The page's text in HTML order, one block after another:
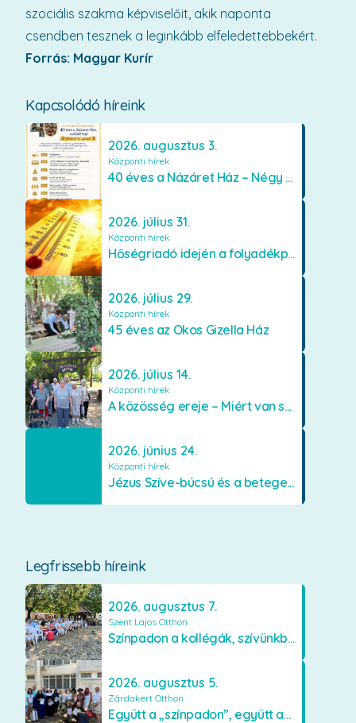
Kapcsolódó híreink
2026. augusztus 3.
Központi hírek
40 éves a Názáret Ház – Négy évtized szeretetben és gondoskodásban
2026. július 31.
Központi hírek
Hőségriadó idején a folyadékpótlás életet menthet
2026. július 29.
Központi hírek
45 éves az Okos Gizella Ház
2026. július 14.
Központi hírek
A közösség ereje – Miért van szükségünk egymásra?
2026. június 24.
Központi hírek
Jézus Szíve-búcsú és a betegek kenetének közösségi kiszolgáltatása Mátraverebély-Szentkúton
Legfrissebb híreink
2026. augusztus 7.
Szent Lajos Otthon
Színpadon a kollégák, szívünkben a lakók
2026. augusztus 5.
Zárdakert Otthon
Együtt a „színpadon”, együtt az élményekért 🎭✨
szociális szakma képviselőit, akik naponta
csendben tesznek a leginkább elfeledettebbekért.
Forrás: Magyar Kurír